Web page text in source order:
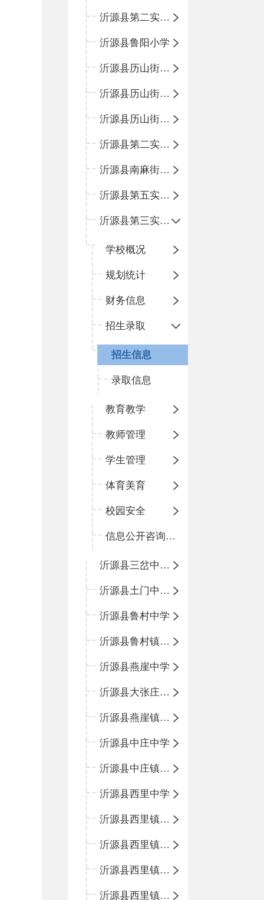
沂源县第二实验小学
沂源县鲁阳小学
沂源县历山街道办事处振兴路小学
沂源县历山街道办事处荆山路小学
沂源县历山街道办事处鲁山路小学
沂源县第二实验中学
沂源县南麻街道办事处中心小学
沂源县第五实验小学
沂源县第三实验小学
学校概况
规划统计
财务信息
招生录取
招生信息
录取信息
教育教学
教师管理
学生管理
体育美育
校园安全
信息公开咨询指南
沂源县三岔中心学校
沂源县土门中心学校
沂源县鲁村中学
沂源县鲁村镇中心小学
沂源县燕崖中学
沂源县大张庄中心学校
沂源县燕崖镇中心小学
沂源县中庄中学
沂源县中庄镇中心小学
沂源县西里中学
沂源县西里镇中心小学
沂源县西里镇柳枝峪回民小学
沂源县西里镇金星完全小学
沂源县西里镇团圆小学